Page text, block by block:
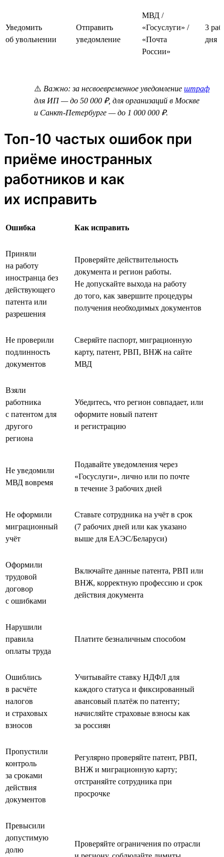
Уведомить
об увольнении
Отправить
уведомление
МВД /
«Госуслуги» /
«Почта
России»
3
дня
⚠️ Важно: за несвоевременное уведомление штраф
для ИП — до 50 000 ₽, для организаций в Москве
и Санкт-Петербурге — до 1 000 000 ₽.
Топ-10 частых ошибок при
приёме иностранных
работников и как
их исправить
Ошибка Как исправить
Приняли
на работу
иностранца без
действующего
патента или
разрешения
Проверяйте действительность
документа и регион работы.
Не допускайте выхода на работу
до того, как завершите процедуры
получения необходимых документов
Не проверили
подлинность
документов
Сверяйте паспорт, миграционную
карту, патент, РВП, ВНЖ на сайте
МВД
Взяли
работника
с патентом для
другого
региона
Убедитесь, что регион совпадает, или
оформите новый патент
и регистрацию
Не уведомили
МВД вовремя
Подавайте уведомления через
«Госуслуги», лично или по почте
в течение 3 рабочих дней
Не оформили
миграционный
учёт
Ставьте сотрудника на учёт в срок
(7 рабочих дней или как указано
выше для ЕАЭС/Беларуси)
Оформили
трудовой
договор
с ошибками
Включайте данные патента, РВП или
ВНЖ, корректную профессию и срок
действия документа
Нарушили
правила
оплаты труда
Платите безналичным способом
Ошиблись
в расчёте
налогов
и страховых
взносов
Учитывайте ставку НДФЛ для
каждого статуса и фиксированный
авансовый платёж по патенту;
начисляйте страховые взносы как
за россиян
Пропустили
контроль
за сроками
действия
документов
Регулярно проверяйте патент, РВП,
ВНЖ и миграционную карту;
отстраняйте сотрудника при
просрочке
Превысили
допустимую
долю
Проверяйте ограничения по отрасли